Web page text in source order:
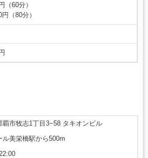
（60分）
（80分）
覇市牧志1丁目3−58 タキオンビル
ル美栄橋駅から500m